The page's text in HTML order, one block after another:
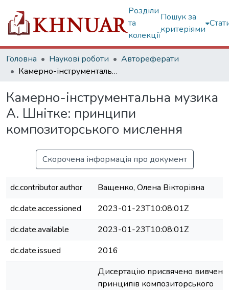
Розділи
та
колекції
Пошук за
критеріями
Головна Наукові роботи
Автореферати
Камерно-інструментальна музика А. Шнітке: принципи композиторського мислення
Камерно-інструментальна музика
А. Шнітке: принципи
композиторського мислення
Скорочена інформація про документ
dc.contributor.author
Ващенко, Олена Вікторівна
dc.date.accessioned
2023-01-23T10:08:01Z
dc.date.available
2023-01-23T10:08:01Z
dc.date.issued
2016
Дисертацію присвячено
принципів композиторського